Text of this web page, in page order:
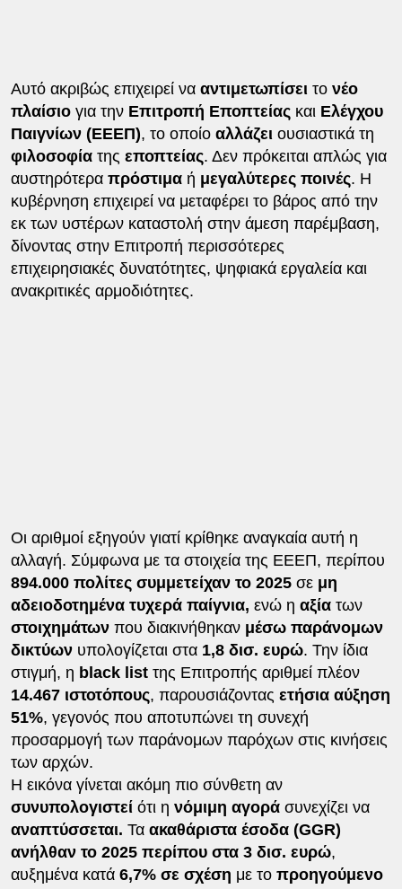
Αυτό ακριβώς επιχειρεί να αντιμετωπίσει το νέο
πλαίσιογια την Επιτροπή Εποπτείαςκαι Ελέγχου
Παιγνίων (ΕΕΕΠ), το οποίο αλλάζει ουσιαστικά τη
φιλοσοφίατης εποπτείας. Δεν πρόκειται απλώς για
αυστηρότερα πρόστιμα ή μεγαλύτερες ποινές. Η
κυβέρνηση επιχειρεί να μεταφέρει το βάρος από την
εκ των υστέρων καταστολή στην άμεση παρέμβαση,
δίνοντας στην Επιτροπή περισσότερες
επιχειρησιακές δυνατότητες, ψηφιακά εργαλεία και
ανακριτικές αρμοδιότητες.
Οι αριθμοί εξηγούν γιατί κρίθηκε αναγκαία αυτή η
αλλαγή. Σύμφωνα με τα στοιχεία της ΕΕΕΠ, περίπου
894.000 πολίτες συμμετείχαν το 2025σε μη
αδειοδοτημένα τυχερά παίγνια, ενώ η αξία των
στοιχημάτων που διακινήθηκαν μέσω παράνομων
δικτύωνυπολογίζεται στα 1,8 δισ. ευρώ. Την ίδια
στιγμή, η black listτης Επιτροπής αριθμεί πλέον
14.467 ιστοτόπους, παρουσιάζοντας ετήσια αύξηση
51%, γεγονός που αποτυπώνει τη συνεχή
προσαρμογή των παράνομων παρόχων στις κινήσεις
των αρχών.
Η εικόνα γίνεται ακόμη πιο σύνθετη αν
συνυπολογιστεί ότι η νόμιμη αγοράσυνεχίζει να
αναπτύσσεται. Τα ακαθάριστα έσοδα (GGR)
ανήλθαν το 2025 περίπου στα 3 δισ. ευρώ,
αυξημένα κατά6,7% σε σχέση με το προηγούμενο